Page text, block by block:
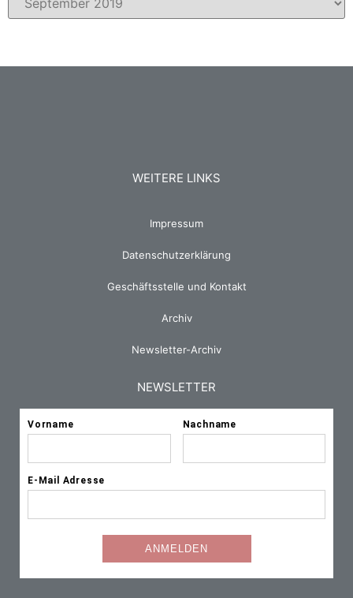
WEITERE LINKS
Impressum
Datenschutzerklärung
Geschäftsstelle und Kontakt
Archiv
Newsletter-Archiv
NEWSLETTER